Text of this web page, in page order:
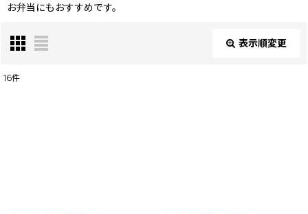
お弁当にもおすすめです。
表示順変更
16件